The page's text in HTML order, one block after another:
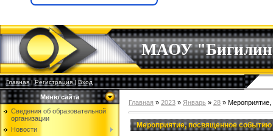
МАОУ
Главная|Регистрация|Вход
Меню сайта
Сведения об образовательной
организации
Новости
Главная » 2023 » Январь » 28 »
Мероприятие, посвященное